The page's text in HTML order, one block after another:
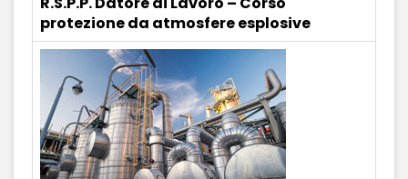
protezione da atmosfere esplosive